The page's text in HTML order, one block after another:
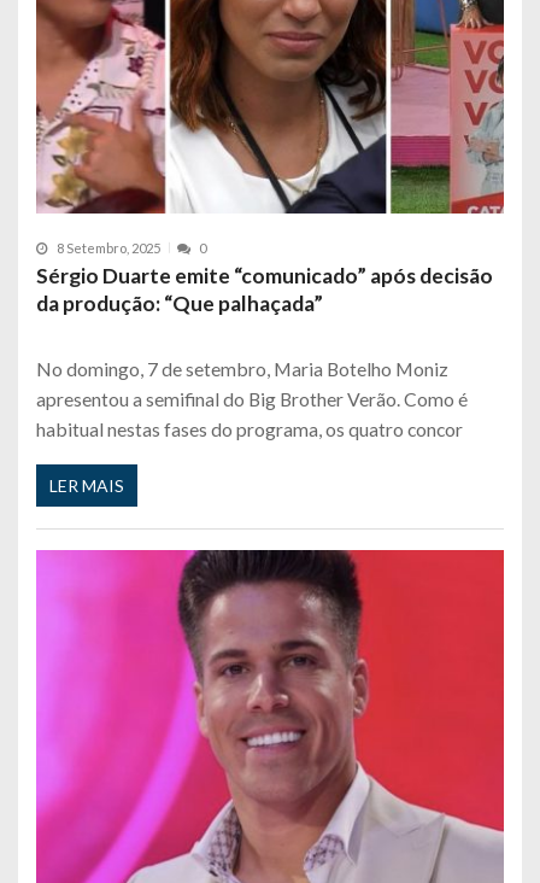
8 Setembro, 2025 0
Sérgio Duarte emite “comunicado” após decisão
da produção: “Que palhaçada”
No domingo, 7 de setembro, Maria Botelho Moniz
apresentou a semifinal do Big Brother Verão. Como é
habitual nestas fases do programa, os quatro concor
LER MAIS